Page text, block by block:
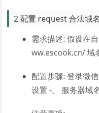
2 配置 request 合法域名
需求描述: 假设在
ww.escook.cn/ 域
配置步骤: 登录微
设置 -。 服务器域